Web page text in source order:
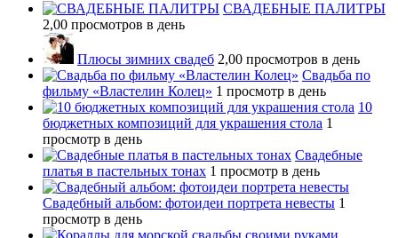
СВАДЕБНЫЕ ПАЛИТРЫ
2,00 просмотров в день
Плюсы зимних свадеб 2,00 просмотров в день
Свадьба по
фильму «Властелин Колец» 1 просмотр в день
10
бюджетных композиций для украшения стола 1
просмотр в день
Свадебные
платья в пастельных тонах 1 просмотр в день
Свадебный альбом: фотоидеи портрета невесты 1
просмотр в день